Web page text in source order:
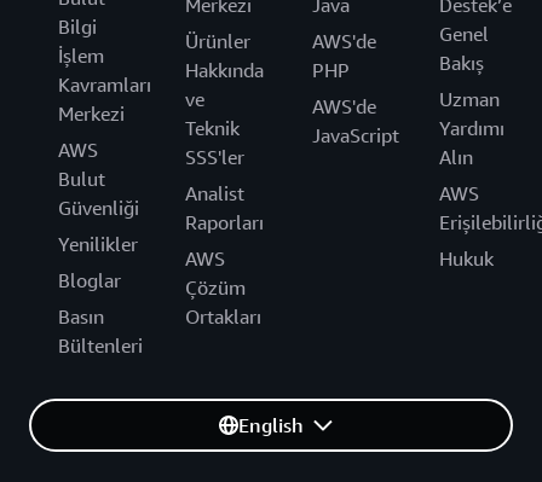
Bilgi
İşlem
Kavramları
Merkezi
AWS
Bulut
Güvenliği
Yenilikler
Bloglar
Basın
Bültenleri
Merkezi
Ürünler
Hakkında
ve
Teknik
SSS'ler
Analist
Raporları
AWS
Çözüm
Ortakları
Java
AWS'de
PHP
AWS'de
JavaScript
Destek’e
Genel
Bakış
Uzman
Yardımı
Alın
AWS
Hukuk
English